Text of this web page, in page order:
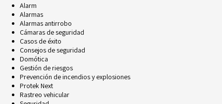
Alarm
Alarmas
Alarmas antirrobo
Cámaras de seguridad
Casos de éxito
Consejos de seguridad
Domótica
Gestión de riesgos
Prevención de incendios y explosiones
Protek Next
Rastreo vehicular